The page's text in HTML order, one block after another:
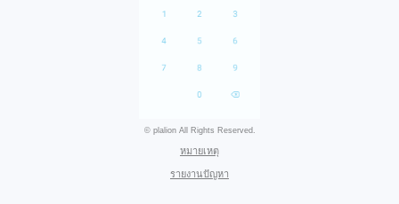
© plalion All Rights Reserved.
หมายเหตุ
รายงานปัญหา